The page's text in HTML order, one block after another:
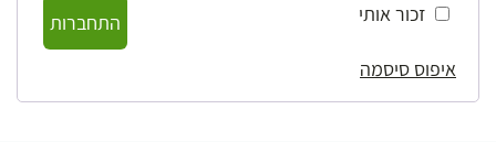
זכור אותי
התחברות
איפוס סיסמה